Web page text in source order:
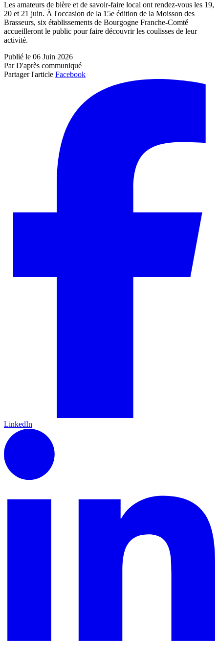
Les amateurs de bière et de savoir-faire local ont rendez-vous les 19,
20 et 21 juin. À l'occasion de la 15e édition de la Moisson des
Brasseurs, six établissements de Bourgogne Franche-Comté
accueilleront le public pour faire découvrir les coulisses de leur
activité.
Publié le 06 Juin 2026
Par D'après communiqué
Partager l'article Facebook
LinkedIn